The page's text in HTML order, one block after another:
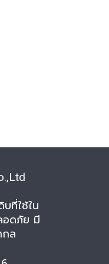
บที่ใช้ใน
อดภัย มี
ล